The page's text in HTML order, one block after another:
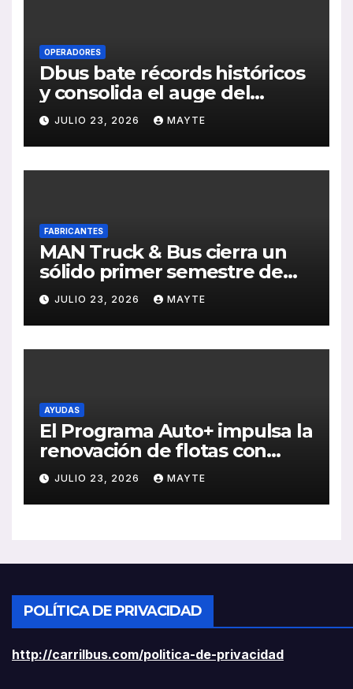
OPERADORES
Dbus bate récords históricos
y consolida el auge del
transporte público en San
Sebastián
JULIO 23, 2026 MAYTE
FABRICANTES
MAN Truck & Bus cierra un
sólido primer semestre de
2026 con crecimiento en
ventas, pedidos y
rentabilidad
JULIO 23, 2026 MAYTE
AYUDAS
El Programa Auto+ impulsa la
renovación de flotas con
ayudas a vehículos eléctricos
ligeros
JULIO 23, 2026 MAYTE
POLÍTICA DE PRIVACIDAD
http://carrilbus.com/politica-de-privacidad